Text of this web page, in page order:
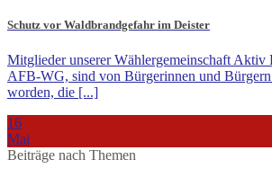
Schutz vor Waldbrandgefahr im Deister
Mitglieder unserer Wählergemeinschaft Aktiv
AFB-WG, sind von Bürgerinnen und Bürgern
worden, die [...]
16
Mai
Beiträge nach Themen